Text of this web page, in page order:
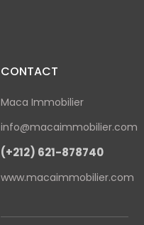
CONTACT
Maca Immobilier
info@macaimmobilier.com
(+212) 621-878740
www.macaimmobilier.com